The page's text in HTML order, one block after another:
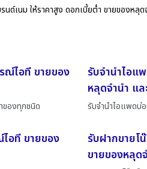
เนม ให้ราคาสูง ดอกเบี้ยต่ำ ขายของหลุด
ณ์ไอที ขายของ
ของทุกชนิด
รับจำนำไอแ
หลุดจำนำ แ
รับจำนำไอแพดบ่
อที ขายของ
รับฝากขายโ
ขายของหลุด